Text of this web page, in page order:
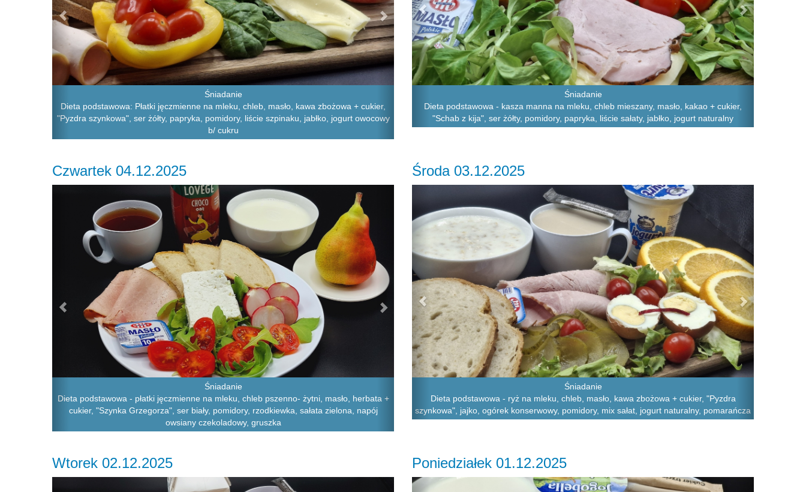
Śniadanie
Dieta podstawowa: Płatki jęczmienne na mleku, chleb, masło, kawa zbożowa + cukier,
"Pyzdra szynkowa", ser żółty, papryka, pomidory, liście szpinaku, jabłko, jogurt owocowy
b/ cukru
Śniadanie
Dieta podstawowa - kasza manna na mleku, chleb mieszany, masło, kakao + cukier,
"Schab z kija", ser żółty, pomidory, papryka, liście sałaty, jabłko, jogurt naturalny
Czwartek 04.12.2025
Śniadanie
Dieta podstawowa - płatki jęczmienne na mleku, chleb pszenno- żytni, masło, herbata +
cukier, "Szynka Grzegorza", ser biały, pomidory, rzodkiewka, sałata zielona, napój
owsiany czekoladowy, gruszka
Środa 03.12.2025
Śniadanie
Dieta podstawowa - ryż na mleku, chleb, masło, kawa zbożowa + cukier, "Pyzdra
szynkowa", jajko, ogórek konserwowy, pomidory, mix sałat, jogurt naturalny, pomarańcza
Wtorek 02.12.2025 Poniedziałek 01.12.2025
Previous